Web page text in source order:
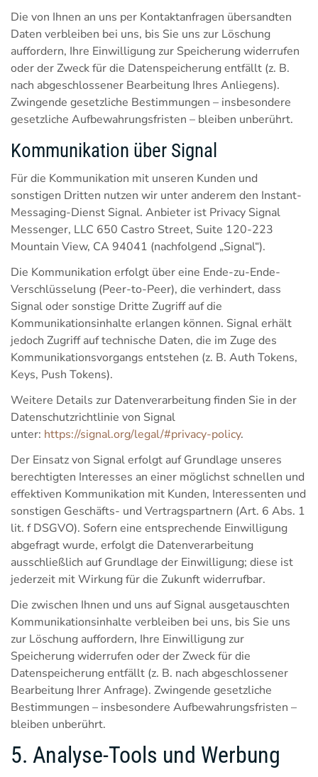
Die von Ihnen an uns per Kontaktanfragen übersandten
Daten verbleiben bei uns, bis Sie uns zur Löschung
auffordern, Ihre Einwilligung zur Speicherung widerrufen
oder der Zweck für die Datenspeicherung entfällt (z. B.
nach abgeschlossener Bearbeitung Ihres Anliegens).
Zwingende gesetzliche Bestimmungen – insbesondere
gesetzliche Aufbewahrungsfristen – bleiben unberührt.
Kommunikation über Signal
Für die Kommunikation mit unseren Kunden und
sonstigen Dritten nutzen wir unter anderem den Instant-
Messaging-Dienst Signal. Anbieter ist Privacy Signal
Messenger, LLC 650 Castro Street, Suite 120-223
Mountain View, CA 94041 (nachfolgend „Signal“).
Die Kommunikation erfolgt über eine Ende-zu-Ende-
Verschlüsselung (Peer-to-Peer), die verhindert, dass
Signal oder sonstige Dritte Zugriff auf die
Kommunikationsinhalte erlangen können. Signal erhält
jedoch Zugriff auf technische Daten, die im Zuge des
Kommunikationsvorgangs entstehen (z. B. Auth Tokens,
Keys, Push Tokens).
Weitere Details zur Datenverarbeitung finden Sie in der
Datenschutzrichtlinie von Signal
unter: https://signal.org/legal/#privacy-policy.
Der Einsatz von Signal erfolgt auf Grundlage unseres
berechtigten Interesses an einer möglichst schnellen und
effektiven Kommunikation mit Kunden, Interessenten und
sonstigen Geschäfts- und Vertragspartnern (Art. 6 Abs. 1
lit. f DSGVO). Sofern eine entsprechende Einwilligung
abgefragt wurde, erfolgt die Datenverarbeitung
ausschließlich auf Grundlage der Einwilligung; diese ist
jederzeit mit Wirkung für die Zukunft widerrufbar.
Die zwischen Ihnen und uns auf Signal ausgetauschten
Kommunikationsinhalte verbleiben bei uns, bis Sie uns
zur Löschung auffordern, Ihre Einwilligung zur
Speicherung widerrufen oder der Zweck für die
Datenspeicherung entfällt (z. B. nach abgeschlossener
Bearbeitung Ihrer Anfrage). Zwingende gesetzliche
Bestimmungen – insbesondere Aufbewahrungsfristen –
bleiben unberührt.
5. Analyse-Tools und Werbung